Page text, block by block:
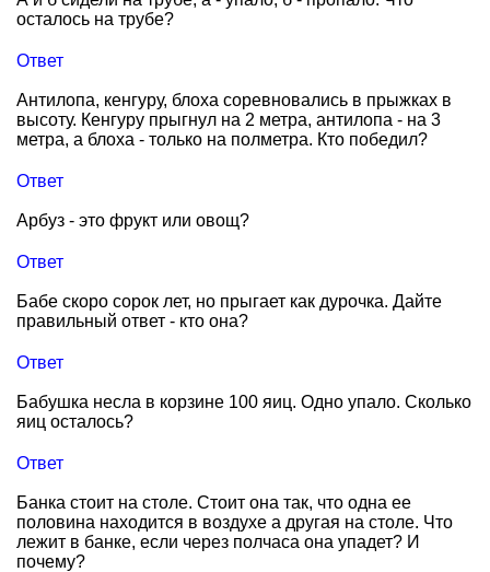
осталось на трубе?
Ответ
Антилопа, кенгуру, блоха соревновались в прыжках в
высоту. Кенгуру прыгнул на 2 метра, антилопа - на 3
метра, а блоха - только на полметра. Кто победил?
Ответ
Арбуз - это фрукт или овощ?
Ответ
Бабе скоро сорок лет, но прыгает как дурочка. Дайте
правильный ответ - кто она?
Ответ
Бабушка несла в корзине 100 яиц. Одно упало. Сколько
яиц осталось?
Ответ
Банка стоит на столе. Стоит она так, что одна ее
половина находится в воздухе а другая на столе. Что
лежит в банке, если через полчаса она упадет? И
почему?